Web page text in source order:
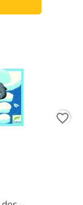
favorite_border